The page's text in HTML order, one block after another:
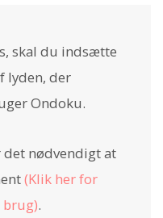
skal du indsætte
lyden, der
Ondoku.
nødvendigt at
(Klik her for
.